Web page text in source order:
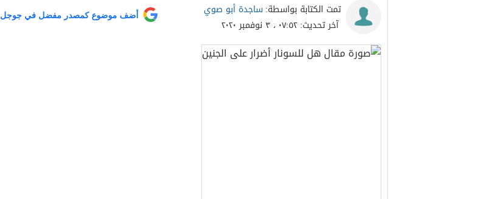
تمت الكتابة بواسطة:ساجدة أبو صوي
آخر تحديث:٠٧:٥٢ ، ٣ نوفمبر ٢٠٢٠
أضف موضوع كمصدر مفضل في جوجل